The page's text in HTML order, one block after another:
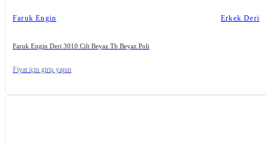
Faruk Engin Erkek Deri
Faruk Engin Deri 3010 Cilt Beyaz Tb Beyaz Poli
Fiyat için giriş yapın